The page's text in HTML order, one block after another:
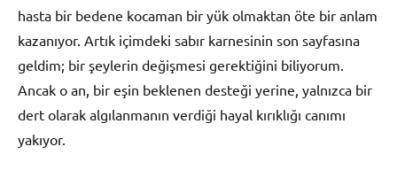
hasta bir bedene kocaman bir yük olmaktan öte bir anlam
kazanıyor. Artık içimdeki sabır karnesinin son sayfasına
geldim; bir şeylerin değişmesi gerektiğini biliyorum.
Ancak o an, bir eşin beklenen desteği yerine, yalnızca bir
dert olarak algılanmanın verdiği hayal kırıklığı canımı
yakıyor.